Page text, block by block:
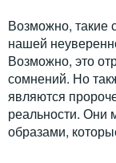
Возможно, такие
нашей
Возможно, это
сомнений. Но
являются
реальности. Они
образами,